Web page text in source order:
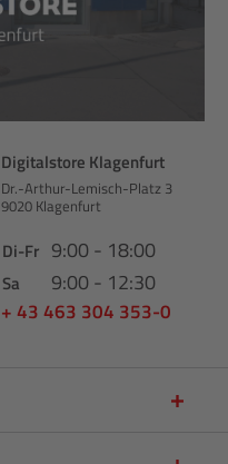
Digitalstore Klagenfurt
Dr.-Arthur-Lemisch-Platz 3
9020 Klagenfurt
Di-Fr 9:00 - 18:00
Sa 9:00 - 12:30
+ 43 463 304 353-0